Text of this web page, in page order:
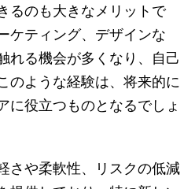
るのも大きなメリットで
ケティング、デザインな
れる機会が多くなり、自己
のような経験は、将来的に
に役立つものとなるでしょ
さや柔軟性、リスクの低減